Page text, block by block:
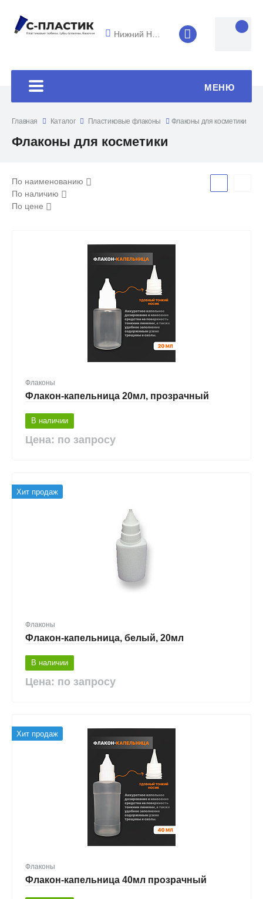
Нижний Новгород 8 (4852) 33-
МЕНЮ
Главная Каталог Пластиковые флаконы Флаконы для косметики
Флаконы для косметики
По наименованию
По наличию
По цене
Флаконы
Флакон-капельница 20мл, прозрачный
В наличии
Цена: по запросу
Хит продаж
Флаконы
Флакон-капельница, белый, 20мл
В наличии
Цена: по запросу
Хит продаж
Флаконы
Флакон-капельница 40мл прозрачный